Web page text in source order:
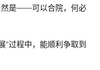
然是——可以合院，何必
”过程中，能顺利争取到